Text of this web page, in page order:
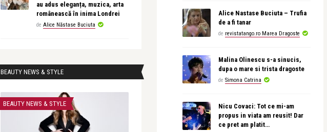
au adus eleganța, muzica, arta
românească în inima Londrei
de Alice Năstase Buciuta
BEAUTY NEWS & STYLE
BEAUTY NEWS & STYLE
Alice Nastase Buciuta – Trufia
de a fi tanar
de revistatango.ro Marea Dragoste
Malina Olinescu s-a sinucis,
dupa o mare si trista dragoste
de Simona Catrina
Nicu Covaci: Tot ce mi-am
propus in viata am reusit! Dar
ce pret am platit…